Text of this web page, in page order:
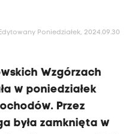
Poniedziałek, 2024.09.30
Wzgórzach
w poniedziałek
Przez
była zamknięta w